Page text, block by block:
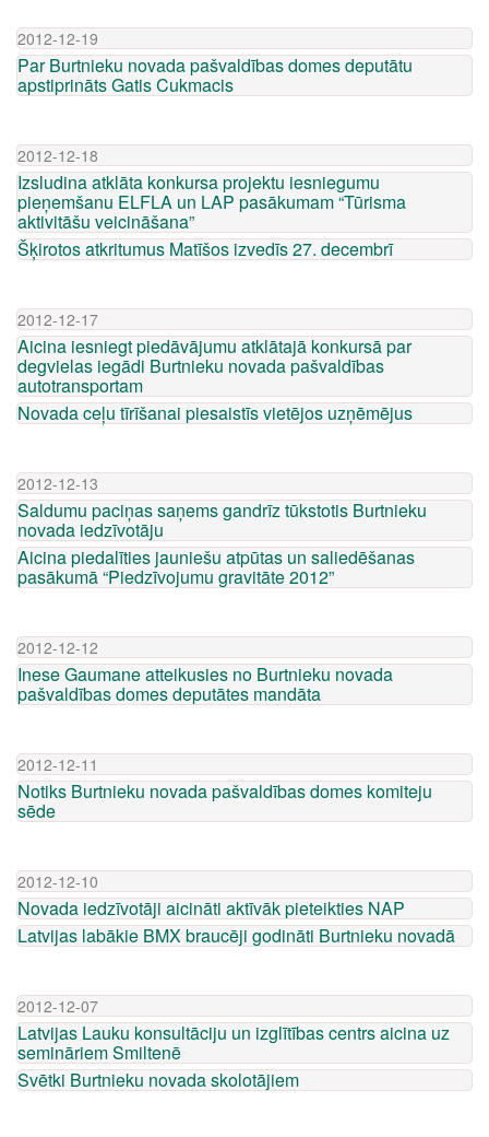
2012-12-19
Par Burtnieku novada pašvaldības domes deputātu
apstiprināts Gatis Cukmacis
2012-12-18
Izsludina atklāta konkursa projektu iesniegumu
pieņemšanu ELFLA un LAP pasākumam “Tūrisma
aktivitāšu veicināšana”
Šķirotos atkritumus Matīšos izvedīs 27. decembrī
2012-12-17
Aicina iesniegt piedāvājumu atklātajā konkursā par
degvielas iegādi Burtnieku novada pašvaldības
autotransportam
Novada ceļu tīrīšanai piesaistīs vietējos uzņēmējus
2012-12-13
Saldumu paciņas saņems gandrīz tūkstotis Burtnieku
novada iedzīvotāju
Aicina piedalīties jauniešu atpūtas un saliedēšanas
pasākumā “Piedzīvojumu gravitāte 2012”
2012-12-12
Inese Gaumane atteikusies no Burtnieku novada
pašvaldības domes deputātes mandāta
2012-12-11
Notiks Burtnieku novada pašvaldības domes komiteju
sēde
2012-12-10
Novada iedzīvotāji aicināti aktīvāk pieteikties NAP
Latvijas labākie BMX braucēji godināti Burtnieku novadā
2012-12-07
Latvijas Lauku konsultāciju un izglītības centrs aicina uz
semināriem Smiltenē
Svētki Burtnieku novada skolotājiem